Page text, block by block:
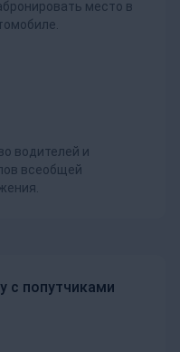
место в
водителей и
всеобщей
с попутчиками